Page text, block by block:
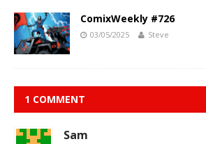
ComixWeekly #726
03/05/2025 Steve
1 COMMENT
Sam